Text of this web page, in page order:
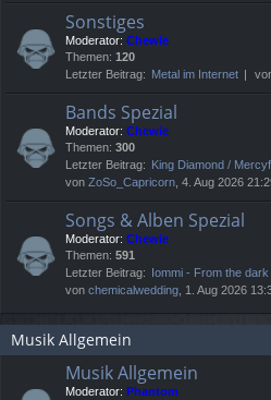
Sonstiges
Moderator: Chewie
Themen: 120
Letzter Beitrag: Metal im Internet
Bands Spezial
Moderator: Chewie
Themen: 300
Letzter Beitrag: King Diamond /
von ZoSo_Capricorn , 4. Aug 2026
Songs & Alben Spezial
Moderator: Chewie
Themen: 591
Letzter Beitrag: Iommi - From the dark
von chemicalwedding , 1. Aug 2026
Musik Allgemein
Musik Allgemein
Moderator: Phantom